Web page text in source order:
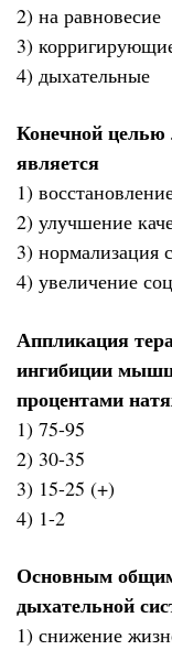
2) на равновесие
3)
4) дыхательные
Конечной целью
является
1)
2) улучшение
3) нормализация
4) увеличение
Аппликация
ингибиции
процентами
1) 75-95
2) 30-35
3) 15-25 (+)
4) 1-2
Основным
дыхательной
1) снижение